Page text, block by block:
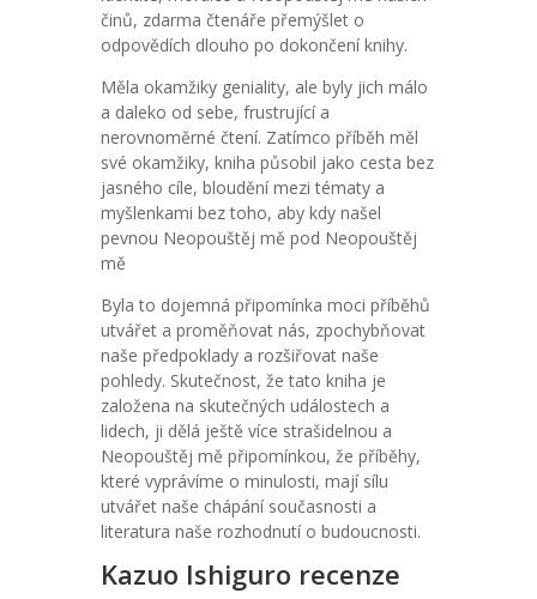
činů, zdarma čtenáře přemýšlet o
odpovědích dlouho po dokončení knihy.
Měla okamžiky geniality, ale byly jich málo
a daleko od sebe, frustrující a
nerovnoměrné čtení. Zatímco příběh měl
své okamžiky, kniha působil jako cesta bez
jasného cíle, bloudění mezi tématy a
myšlenkami bez toho, aby kdy našel
pevnou Neopouštěj mě pod Neopouštěj
mě
Byla to dojemná připomínka moci příběhů
utvářet a proměňovat nás, zpochybňovat
naše předpoklady a rozšiřovat naše
pohledy. Skutečnost, že tato kniha je
založena na skutečných událostech a
lidech, ji dělá ještě více strašidelnou a
Neopouštěj mě připomínkou, že příběhy,
které vyprávíme o minulosti, mají sílu
utvářet naše chápání současnosti a
literatura naše rozhodnutí o budoucnosti.
Kazuo Ishiguro recenze